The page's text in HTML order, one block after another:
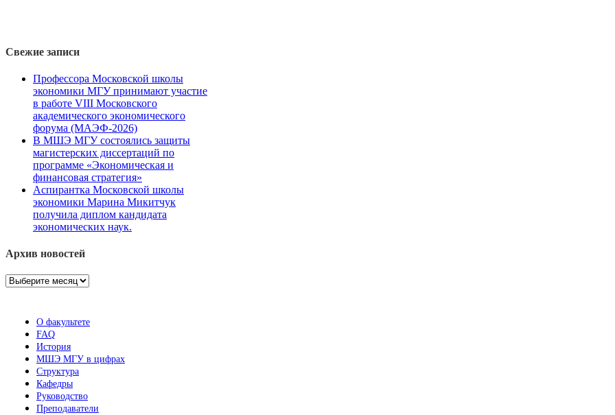
Свежие записи
Профессора Московской школы
экономики МГУ принимают участие
в работе VIII Московского
академического экономического
форума (МАЭФ-2026)
В МШЭ МГУ состоялись защиты
магистерских диссертаций по
программе «Экономическая и
финансовая стратегия»
Аспирантка Московской школы
экономики Марина Микитчук
получила диплом кандидата
экономических наук.
Архив новостей
Архив
О факультете
FAQ
История
МШЭ МГУ в цифрах
Структура
Кафедры
Руководство
Преподаватели